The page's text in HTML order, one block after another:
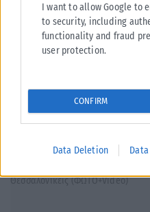
I want to allow Google to
to security, including
functionality and fraud
user protection.
CONFIRM
Data Deletion
ΘΕΣΣΑΛΟΝΊΚΗ
Με 100% πληρότητα αναχώρησε
ταχύπλοο Speedrunner της